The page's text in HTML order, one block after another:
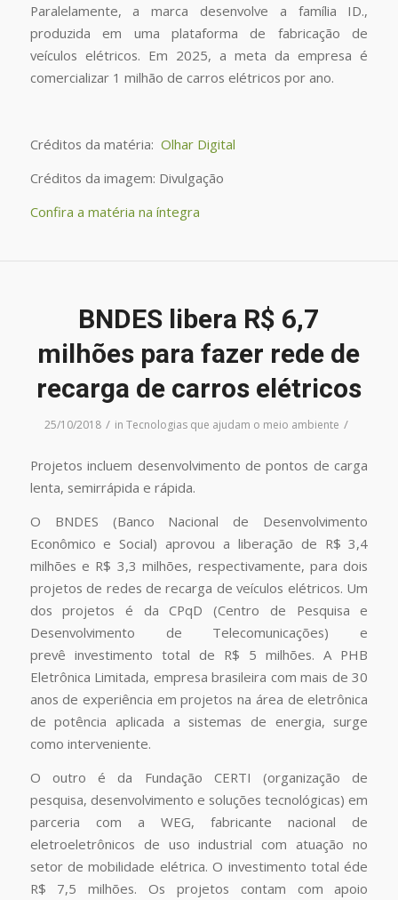
Paralelamente, a marca desenvolve a família ID.,
produzida em uma plataforma de fabricação de
veículos elétricos. Em 2025, a meta da empresa é
comercializar 1 milhão de carros elétricos por ano.
Créditos da matéria: Olhar Digital
Créditos da imagem: Divulgação
Confira a matéria na íntegra
BNDES libera R$ 6,7
milhões para fazer rede de
recarga de carros elétricos
25/10/2018 / inTecnologias que ajudam o meio ambiente /
Projetos incluem desenvolvimento de pontos de carga
lenta, semirrápida e rápida.
O BNDES (Banco Nacional de Desenvolvimento
Econômico e Social) aprovou a liberação de R$ 3,4
milhões e R$ 3,3 milhões, respectivamente, para dois
projetos de redes de recarga de veículos elétricos. Um
dos projetos é da CPqD (Centro de Pesquisa e
Desenvolvimento de Telecomunicações) e
prevê investimento total de R$ 5 milhões. A PHB
Eletrônica Limitada, empresa brasileira com mais de 30
anos de experiência em projetos na área de eletrônica
de potência aplicada a sistemas de energia, surge
como interveniente.
O outro é da Fundação CERTI (organização de
pesquisa, desenvolvimento e soluções tecnológicas) em
parceria com a WEG, fabricante nacional de
eletroeletrônicos de uso industrial com atuação no
setor de mobilidade elétrica. O investimento total éde
R$ 7,5 milhões. Os projetos contam com apoio